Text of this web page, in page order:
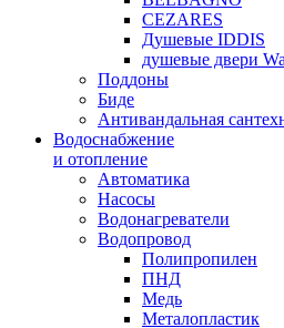
CEZARES
Душевые IDDIS
душевые двери
Поддоны
Биде
Антивандальная
Водоснабжение
и отопление
Автоматика
Насосы
Водонагреватели
Водопровод
Полипропилен
ПНД
Медь
Металопластик